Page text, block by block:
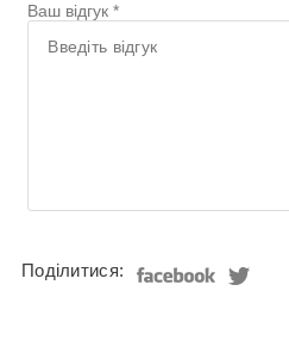
Ваш відгук *
Поділитися: